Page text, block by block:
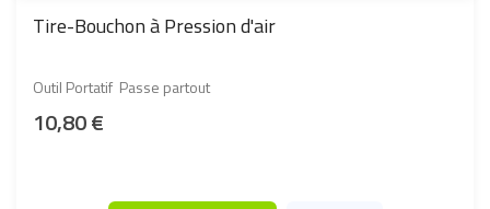
Tire-Bouchon à Pression d'air
Outil Portatif Passe partout
10,80 €